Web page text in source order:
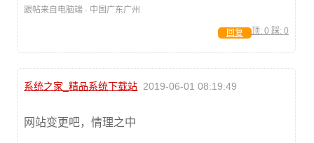
跟帖来自电脑端 · 中国广东广州
顶: 0 踩: 0
回复
系统之家_精品系统下载站 2019-06-01 08:19:49
网站变更吧，情理之中